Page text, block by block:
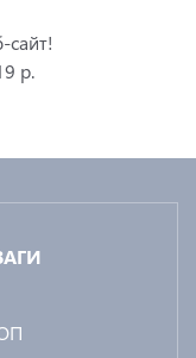
сайт!
р.